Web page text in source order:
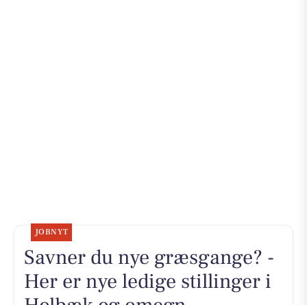
JOBNYT
Savner du nye græsgange? -
Her er nye ledige stillinger i